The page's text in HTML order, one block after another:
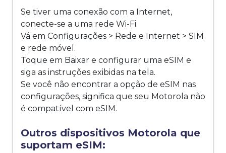
Se tiver uma conexão com a Internet,
conecte-se a uma rede Wi-Fi.
Vá em Configurações > Rede e Internet > SIM
e rede móvel.
Toque em Baixar e configurar uma eSIM e
siga as instruções exibidas na tela.
Se você não encontrar a opção de eSIM nas
configurações, significa que seu Motorola não
é compatível com eSIM.
Outros dispositivos Motorola que
suportam eSIM: